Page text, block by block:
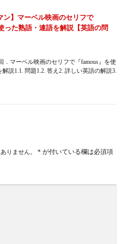
ン】マーベル映画のセリフで
った熟語・連語を解説【英語の問
．マーベル映画のセリフで『famous』を使
説1.1. 問題1.2. 答え2. 詳しい英語の解説3.
りません。 * が付いている欄は必須項